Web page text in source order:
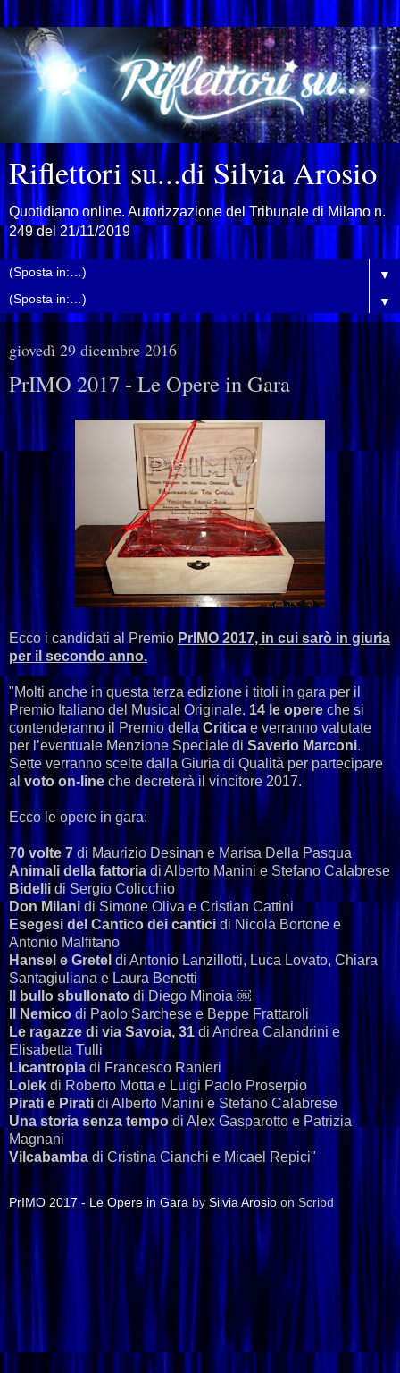
Riflettori su...di Silvia Arosio
Quotidiano online. Autorizzazione del Tribunale di Milano n.
249 del 21/11/2019
▼
▼
giovedì 29 dicembre 2016
PrIMO 2017 - Le Opere in Gara
Ecco i candidati al Premio PrIMO 2017, in cui sarò in giuria
per il secondo anno.
"Molti anche in questa terza edizione i titoli in gara per il
Premio Italiano del Musical Originale. 14 le opere che si
contenderanno il Premio della Critica e verranno valutate
per l’eventuale Menzione Speciale di Saverio Marconi.
Sette verranno scelte dalla Giuria di Qualità per partecipare
al voto on-line che decreterà il vincitore 2017.
Ecco le opere in gara:
70 volte 7 di Maurizio Desinan e Marisa Della Pasqua
Animali della fattoria di Alberto Manini e Stefano Calabrese
Bidelli di Sergio Colicchio
Don Milanidi Simone Oliva e Cristian Cattini
Esegesi del Cantico dei cantici di Nicola Bortone e
Antonio Malfitano
Hansel e Gretel di Antonio Lanzillotti, Luca Lovato, Chiara
Santagiuliana e Laura Benetti
Il bullo sbullonato di Diego Minoia ￼
Il Nemico di Paolo Sarchese e Beppe Frattaroli
Le ragazze di via Savoia, 31 di Andrea Calandrini e
Elisabetta Tulli
Licantropia di Francesco Ranieri
Lolek di Roberto Motta e Luigi Paolo Proserpio
Pirati e Pirati di Alberto Manini e Stefano Calabrese
Una storia senza tempo di Alex Gasparotto e Patrizia
Magnani
Vilcabamba di Cristina Cianchi e Micael Repici"
PrIMO 2017 - Le Opere in Gara by Silvia Arosio on Scribd